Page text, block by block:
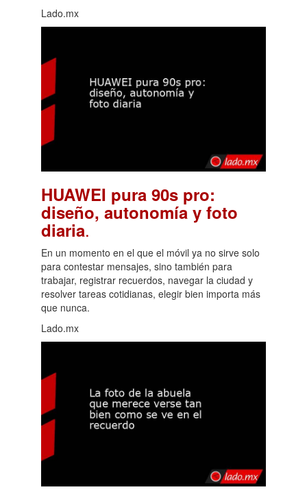
Lado.mx
HUAWEI pura 90s pro:
diseño, autonomía y foto
diaria.
En un momento en el que el móvil ya no sirve solo
para contestar mensajes, sino también para
trabajar, registrar recuerdos, navegar la ciudad y
resolver tareas cotidianas, elegir bien importa más
que nunca.
Lado.mx